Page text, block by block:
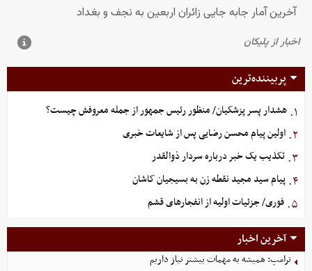
پربیننده‌ترین
۱. هشدار پسر پزشکیان/ منظور رئیس جمهور از جمله معروفش چیست؟
۲. اولین پیام محسن رضایی پس از شایعات خبری
۳. تکذیب یک خبر درباره سردار ذوالقدر
۴. پیام سید مجید نقطه زن به بسیجیان کاشان
۵. فوری/ جزئیات اولیه از انفجارهای قشم
آخرین اخبار
ترامپ: همیشه به مهمات بیشتر نیاز داریم